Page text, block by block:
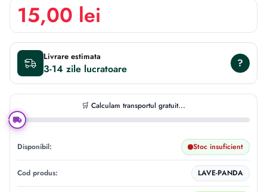
15,00 lei
Livrare estimata
3-14 zile ?
🛒 Calculam transportul gratuit...
Disponibil: Stoc insuficient
Cod produs: LAVE-PANDA